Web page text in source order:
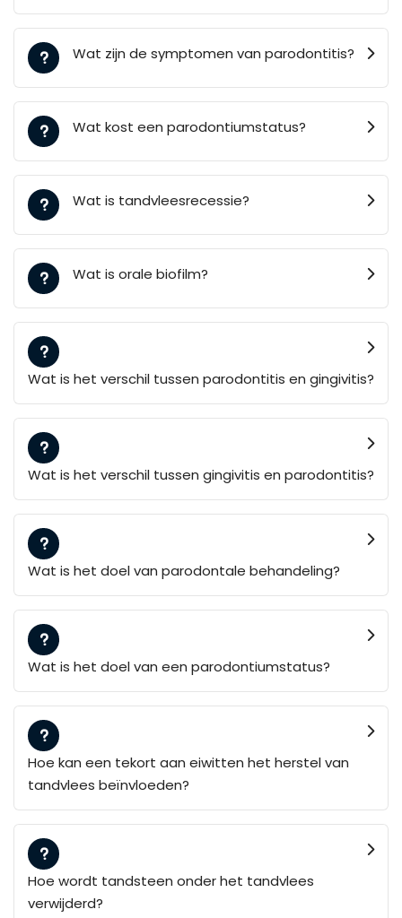
Wat zijn de symptomen van parodontitis?
Wat kost een parodontiumstatus?
Wat is tandvleesrecessie?
Wat is orale biofilm?
Wat is het verschil tussen parodontitis en gingivitis?
Wat is het verschil tussen gingivitis en parodontitis?
Wat is het doel van parodontale behandeling?
Wat is het doel van een parodontiumstatus?
Hoe kan een tekort aan eiwitten het herstel van
tandvlees beïnvloeden?
Hoe wordt tandsteen onder het tandvlees
verwijderd?